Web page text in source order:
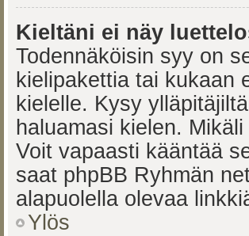
Kieltäni ei näy
Todennäköisin syy on
kielipakettia tai kukaan
kielelle. Kysy
haluamasi kielen.
Voit vapaasti kääntää
saat phpBB Ryhmän
alapuolella olevaa
Ylös